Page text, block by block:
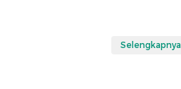
Selengkapnya